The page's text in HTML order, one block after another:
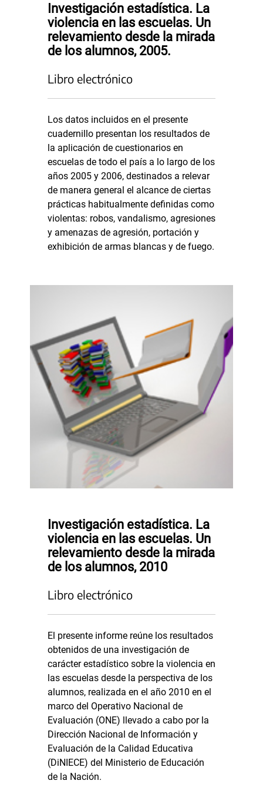
Investigación estadística. La
violencia en las escuelas. Un
relevamiento desde la mirada
de los alumnos, 2005.
Libro electrónico
Los datos incluidos en el presente
cuadernillo presentan los resultados de
la aplicación de cuestionarios en
escuelas de todo el país a lo largo de los
años 2005 y 2006, destinados a relevar
de manera general el alcance de ciertas
prácticas habitualmente definidas como
violentas: robos, vandalismo, agresiones
y amenazas de agresión, portación y
exhibición de armas blancas y de fuego.
Investigación estadística. La
violencia en las escuelas. Un
relevamiento desde la mirada
de los alumnos, 2010
Libro electrónico
El presente informe reúne los resultados
obtenidos de una investigación de
carácter estadístico sobre la violencia en
las escuelas desde la perspectiva de los
alumnos, realizada en el año 2010 en el
marco del Operativo Nacional de
Evaluación (ONE) llevado a cabo por la
Dirección Nacional de Información y
Evaluación de la Calidad Educativa
(DiNIECE) del Ministerio de Educación
de la Nación.